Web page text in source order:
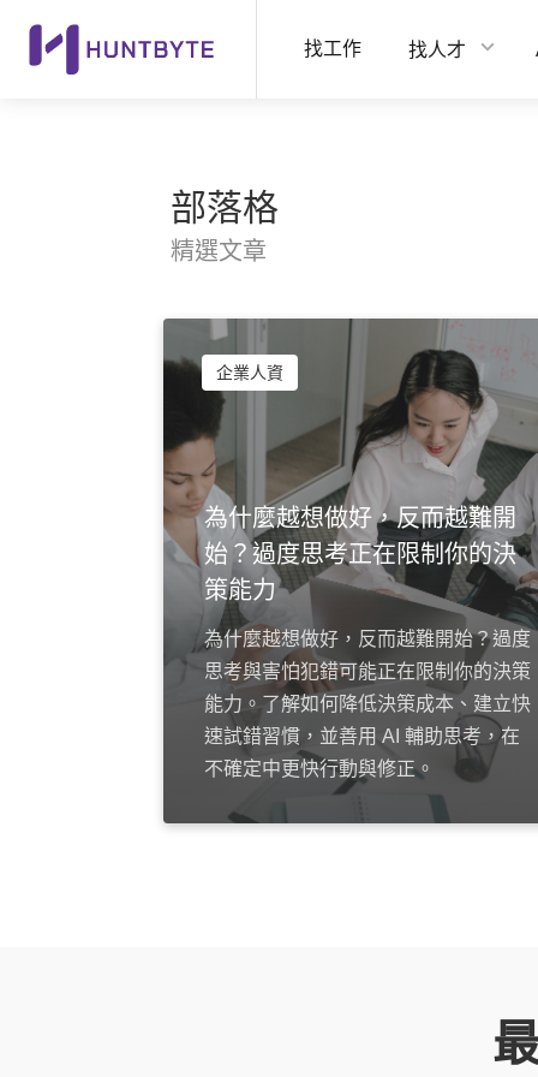
找工作 找人才
部落格
精選文章
企業人資
為什麼越想做好，反而越難開
始？過度思考正在限制你的決
策能力
為什麼越想做好，反而越難開始？過度
思考與害怕犯錯可能正在限制你的決策
能力。了解如何降低決策成本、建立快
速試錯習慣，並善用 AI 輔助思考，在
不確定中更快行動與修正。